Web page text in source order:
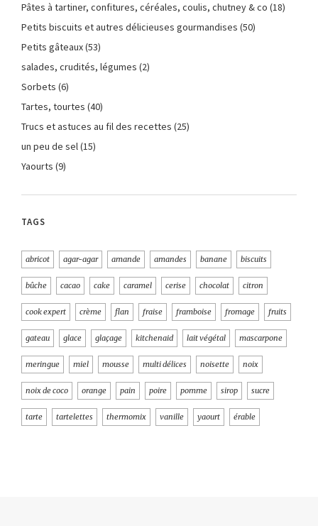
Pâtes à tartiner, confitures, céréales, coulis, chutney & co (18)
Petits biscuits et autres délicieuses gourmandises (50)
Petits gâteaux(53)
salades, crudités, légumes (2)
Sorbets (6)
Tartes, tourtes (40)
Trucs et astuces au fil des recettes (25)
un peu de sel(15)
Yaourts (9)
TAGS
abricot agar-agar amande amandes banane biscuits
bûche cacao cake caramel cerise chocolat citron
cook expert crème flan fraise framboise fromage fruits
gateau glace glaçage kitchenaid lait végétal mascarpone
meringue miel mousse multi délices noisette noix
noix de coco orange pain poire pomme sirop sucre
tarte tartelettes thermomix vanille yaourt érable